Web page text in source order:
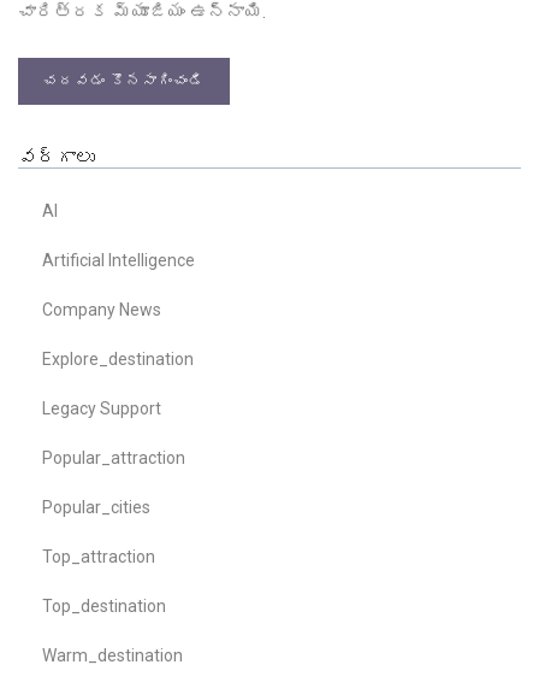
చారిత్రక మ్యూజియం ఉన్నాయి.
చదవడం కొనసాగించండి
వర్గాలు
AI
Artificial Intelligence
Company News
Explore_destination
Legacy Support
Popular_attraction
Popular_cities
Top_attraction
Top_destination
Warm_destination